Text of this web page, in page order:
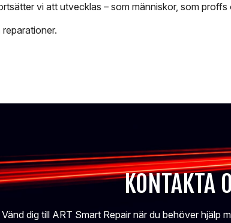
vi att utvecklas – som människor, som
KONTAKTA
Vänd dig till ART Smart Repair när du behöver hjälp